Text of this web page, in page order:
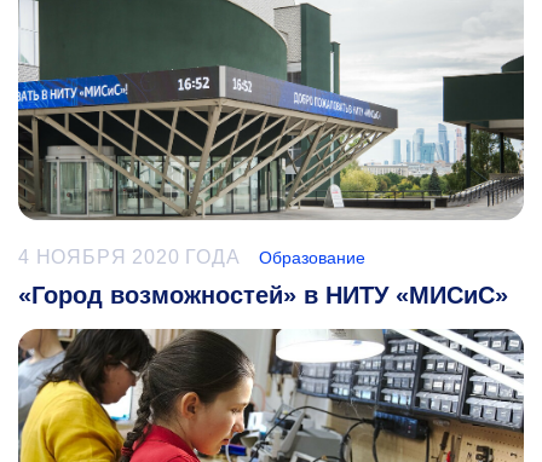
4 НОЯБРЯ 2020 ГОДА Образование
«Город возможностей» в НИТУ «МИСиС»